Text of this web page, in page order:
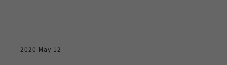
2020 May 12